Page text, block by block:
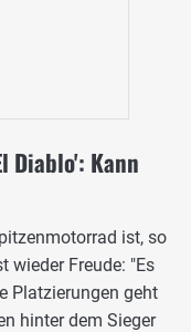
Diablo': Kann
ist, so
wieder Freude: "Es
Platzierungen geht
hinter dem Sieger